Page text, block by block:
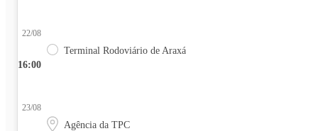
16:00
22/08
Terminal Rodoviário de Araxá
23/08
Agência da TPC